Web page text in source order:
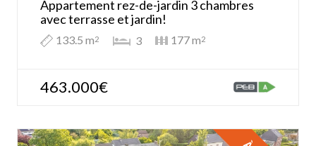
Appartement rez-de-jardin 3 chambres
avec terrasse et jardin!
133.5 m2 3 177 m2
463.000€